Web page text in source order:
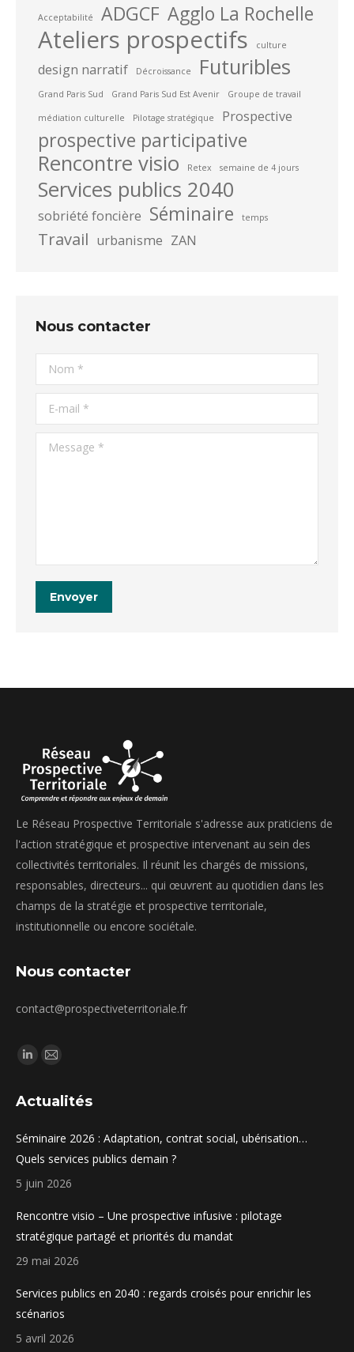
Acceptabilité ADGCF Agglo La Rochelle
Ateliers prospectifs culture
design narratif Décroissance Futuribles
Grand Paris Sud Grand Paris Sud Est Avenir Groupe de travail
médiation culturelle Pilotage stratégique Prospective
prospective participative
Rencontre visio Retex semaine de 4 jours
Services publics 2040
sobriété foncière Séminaire temps
Travail urbanisme ZAN
Nous contacter
Nom *
E-mail *
Message *
Envoyer
Le Réseau Prospective Territoriale s'adresse aux praticiens de
l'action stratégique et prospective intervenant au sein des
collectivités territoriales. Il réunit les chargés de missions,
responsables, directeurs... qui œuvrent au quotidien dans les
champs de la stratégie et prospective territoriale,
institutionnelle ou encore sociétale.
Nous contacter
contact@prospectiveterritoriale.fr
Trouvez nous sur :
La
LinkedIn
dans
une
nouvelle
La
E-
s'ouvre
dans
une
Actualités
Séminaire 2026 : Adaptation, contrat social, ubérisation…
Quels services publics demain ?
5 juin 2026
Rencontre visio – Une prospective infusive : pilotage
stratégique partagé et priorités du mandat
29 mai 2026
Services publics en 2040 : regards croisés pour enrichir les
scénarios
5 avril 2026